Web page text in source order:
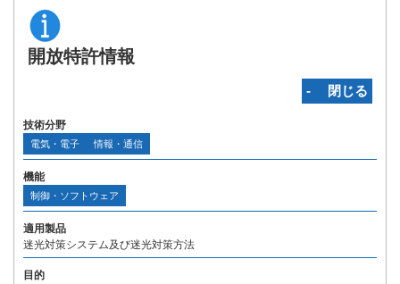
開放特許情報
‐ 閉じる
技術分野
電気・電子 情報・通信
機能
制御・ソフトウェア
適用製品
迷光対策システム及び迷光対策方法
目的